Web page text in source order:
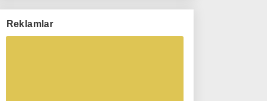
Reklamlar